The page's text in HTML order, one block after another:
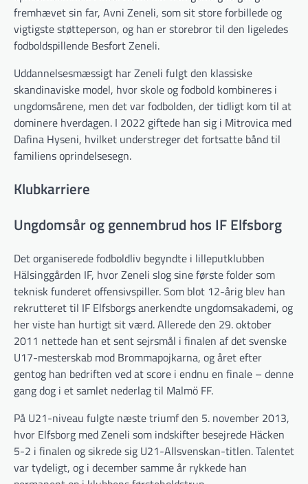
fremhævet sin far, Avni Zeneli, som sit store forbillede og
vigtigste støtteperson, og han er storebror til den ligeledes
fodboldspillende Besfort Zeneli.
Uddannelsesmæssigt har Zeneli fulgt den klassiske
skandinaviske model, hvor skole og fodbold kombineres i
ungdomsårene, men det var fodbolden, der tidligt kom til at
dominere hverdagen. I 2022 giftede han sig i Mitrovica med
Dafina Hyseni, hvilket understreger det fortsatte bånd til
familiens oprindelsesegn.
Klubkarriere
Ungdomsår og gennembrud hos IF Elfsborg
Det organiserede fodboldliv begyndte i lilleputklubben
Hälsinggården IF, hvor Zeneli slog sine første folder som
teknisk funderet offensivspiller. Som blot 12-årig blev han
rekrutteret til IF Elfsborgs anerkendte ungdomsakademi, og
her viste han hurtigt sit værd. Allerede den 29. oktober
2011 nettede han et sent sejrsmål i finalen af det svenske
U17-mesterskab mod Brommapojkarna, og året efter
gentog han bedriften ved at score i endnu en finale – denne
gang dog i et samlet nederlag til Malmö FF.
På U21-niveau fulgte næste triumf den 5. november 2013,
hvor Elfsborg med Zeneli som indskifter besejrede Häcken
5-2 i finalen og sikrede sig U21-Allsvenskan-titlen. Talentet
var tydeligt, og i december samme år rykkede han